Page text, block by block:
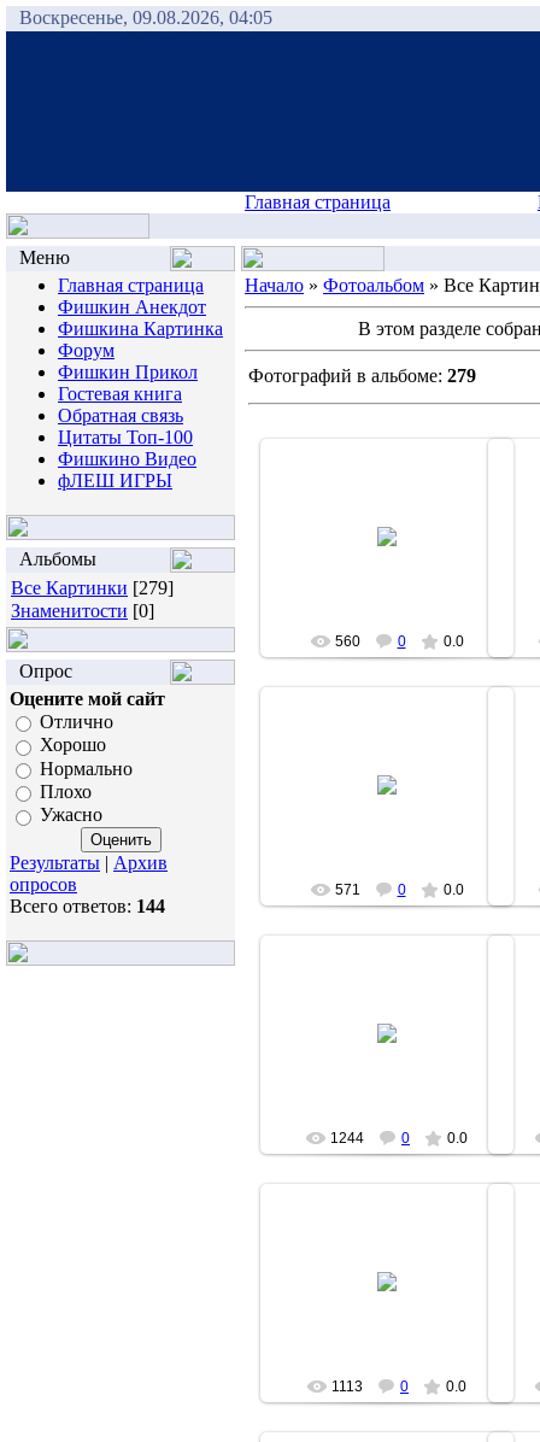
Воскресенье, 09.08.2026, 04:05
Главная страница
Меню
Главная страница
Фишкин Анекдот
Фишкина Картинка
Форум
Фишкин Прикол
Гостевая книга
Обратная связь
Цитаты Топ-100
Фишкино Видео
фЛЕШ ИГРЫ
Альбомы
Все Картинки [279]
Знаменитости [0]
Опрос
Оцените мой сайт
Отлично
Хорошо
Нормально
Плохо
Ужасно
Результаты | Архив
опросов
Всего ответов: 144
Начало » Фотоальбом » Все
В этом разделе
Фотографий в альбоме: 279
560 0 0.0
571 0 0.0
1244 0 0.0
1113 0 0.0